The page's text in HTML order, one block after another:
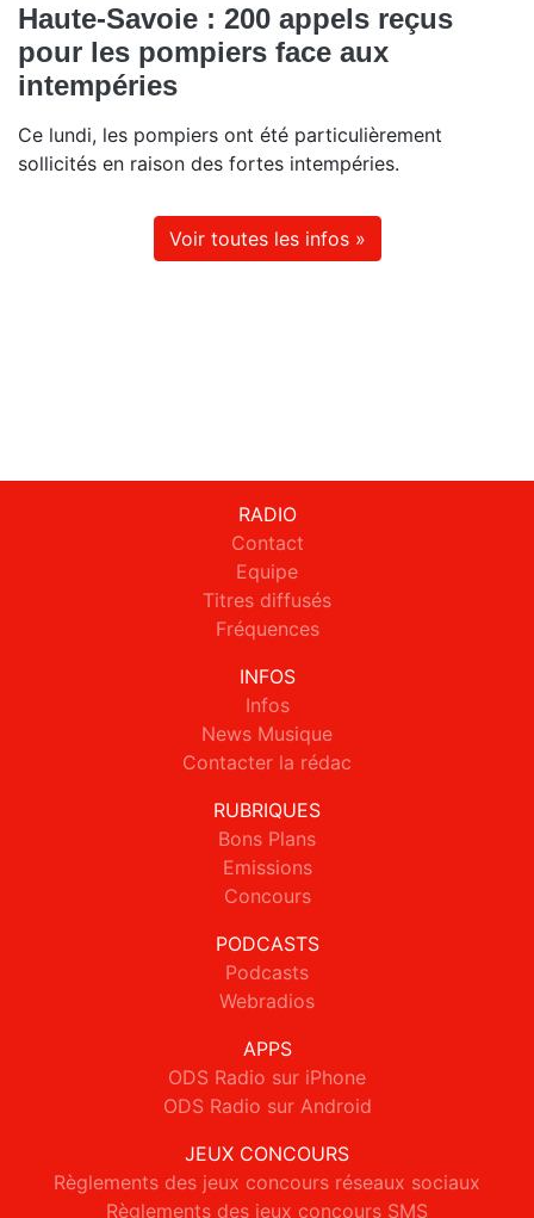
Haute-Savoie : 200 appels reçus
pour les pompiers face aux
intempéries
Ce lundi, les pompiers ont été particulièrement
sollicités en raison des fortes intempéries.
Voir toutes les infos »
RADIO
Contact
Equipe
Titres diffusés
Fréquences
INFOS
Infos
News Musique
Contacter la rédac
RUBRIQUES
Bons Plans
Emissions
Concours
PODCASTS
Podcasts
Webradios
APPS
ODS Radio sur iPhone
ODS Radio sur Android
JEUX CONCOURS
Règlements des jeux concours réseaux sociaux
Règlements des jeux concours SMS